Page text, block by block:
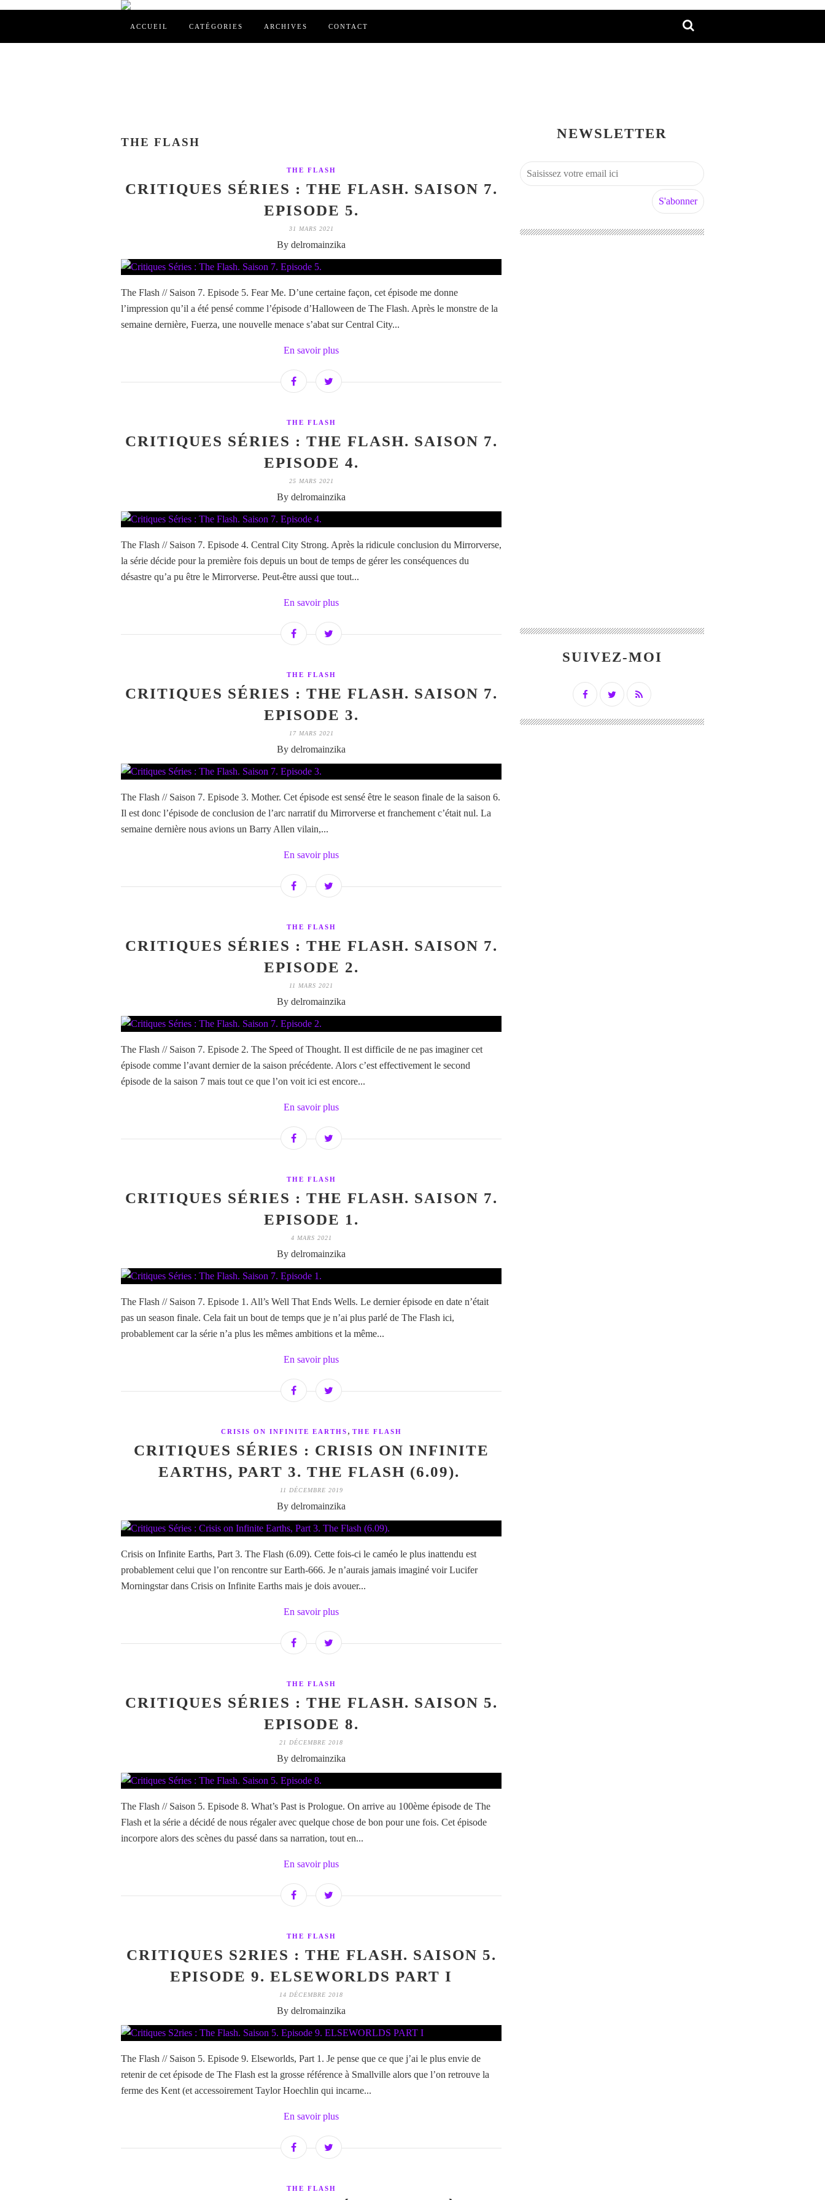
ACCUEIL CATÉGORIES ARCHIVES CONTACT
THE FLASH
THE FLASH
CRITIQUES SÉRIES : THE FLASH. SAISON 7.
EPISODE 5.
31 MARS 2021
By delromainzika
The Flash // Saison 7. Episode 5. Fear Me. D’une certaine façon, cet épisode me donne
l’impression qu’il a été pensé comme l’épisode d’Halloween de The Flash. Après le monstre de la
semaine dernière, Fuerza, une nouvelle menace s’abat sur Central City...
En savoir plus
THE FLASH
CRITIQUES SÉRIES : THE FLASH. SAISON 7.
EPISODE 4.
25 MARS 2021
By delromainzika
The Flash // Saison 7. Episode 4. Central City Strong. Après la ridicule conclusion du Mirrorverse,
la série décide pour la première fois depuis un bout de temps de gérer les conséquences du
désastre qu’a pu être le Mirrorverse. Peut-être aussi que tout...
En savoir plus
THE FLASH
CRITIQUES SÉRIES : THE FLASH. SAISON 7.
EPISODE 3.
17 MARS 2021
By delromainzika
The Flash // Saison 7. Episode 3. Mother. Cet épisode est sensé être le season finale de la saison 6.
Il est donc l’épisode de conclusion de l’arc narratif du Mirrorverse et franchement c’était nul. La
semaine dernière nous avions un Barry Allen vilain,...
En savoir plus
THE FLASH
CRITIQUES SÉRIES : THE FLASH. SAISON 7.
EPISODE 2.
11 MARS 2021
By delromainzika
The Flash // Saison 7. Episode 2. The Speed of Thought. Il est difficile de ne pas imaginer cet
épisode comme l’avant dernier de la saison précédente. Alors c’est effectivement le second
épisode de la saison 7 mais tout ce que l’on voit ici est encore...
En savoir plus
THE FLASH
CRITIQUES SÉRIES : THE FLASH. SAISON 7.
EPISODE 1.
4 MARS 2021
By delromainzika
The Flash // Saison 7. Episode 1. All’s Well That Ends Wells. Le dernier épisode en date n’était
pas un season finale. Cela fait un bout de temps que je n’ai plus parlé de The Flash ici,
probablement car la série n’a plus les mêmes ambitions et la même...
En savoir plus
CRISIS ON INFINITE EARTHS , THE FLASH
CRITIQUES SÉRIES : CRISIS ON INFINITE
EARTHS, PART 3. THE FLASH (6.09).
11 DÉCEMBRE 2019
By delromainzika
Crisis on Infinite Earths, Part 3. The Flash (6.09). Cette fois-ci le caméo le plus inattendu est
probablement celui que l’on rencontre sur Earth-666. Je n’aurais jamais imaginé voir Lucifer
Morningstar dans Crisis on Infinite Earths mais je dois avouer...
En savoir plus
THE FLASH
CRITIQUES SÉRIES : THE FLASH. SAISON 5.
EPISODE 8.
21 DÉCEMBRE 2018
By delromainzika
The Flash // Saison 5. Episode 8. What’s Past is Prologue. On arrive au 100ème épisode de The
Flash et la série a décidé de nous régaler avec quelque chose de bon pour une fois. Cet épisode
incorpore alors des scènes du passé dans sa narration, tout en...
En savoir plus
THE FLASH
CRITIQUES S2RIES : THE FLASH. SAISON 5.
EPISODE 9. ELSEWORLDS PART I
14 DÉCEMBRE 2018
By delromainzika
The Flash // Saison 5. Episode 9. Elseworlds, Part 1. Je pense que ce que j’ai le plus envie de
retenir de cet épisode de The Flash est la grosse référence à Smallville alors que l’on retrouve la
ferme des Kent (et accessoirement Taylor Hoechlin qui incarne...
En savoir plus
THE FLASH
NEWSLETTER
SUIVEZ-MOI